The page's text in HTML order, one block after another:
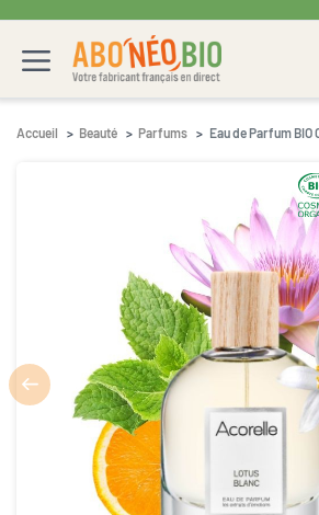
Accueil Beauté Parfums Eau de Parfum